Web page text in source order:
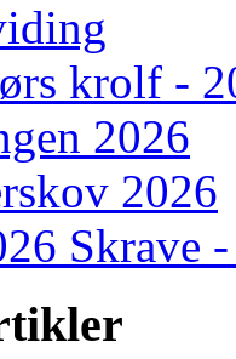
krolf -
2026
2026
Skrave